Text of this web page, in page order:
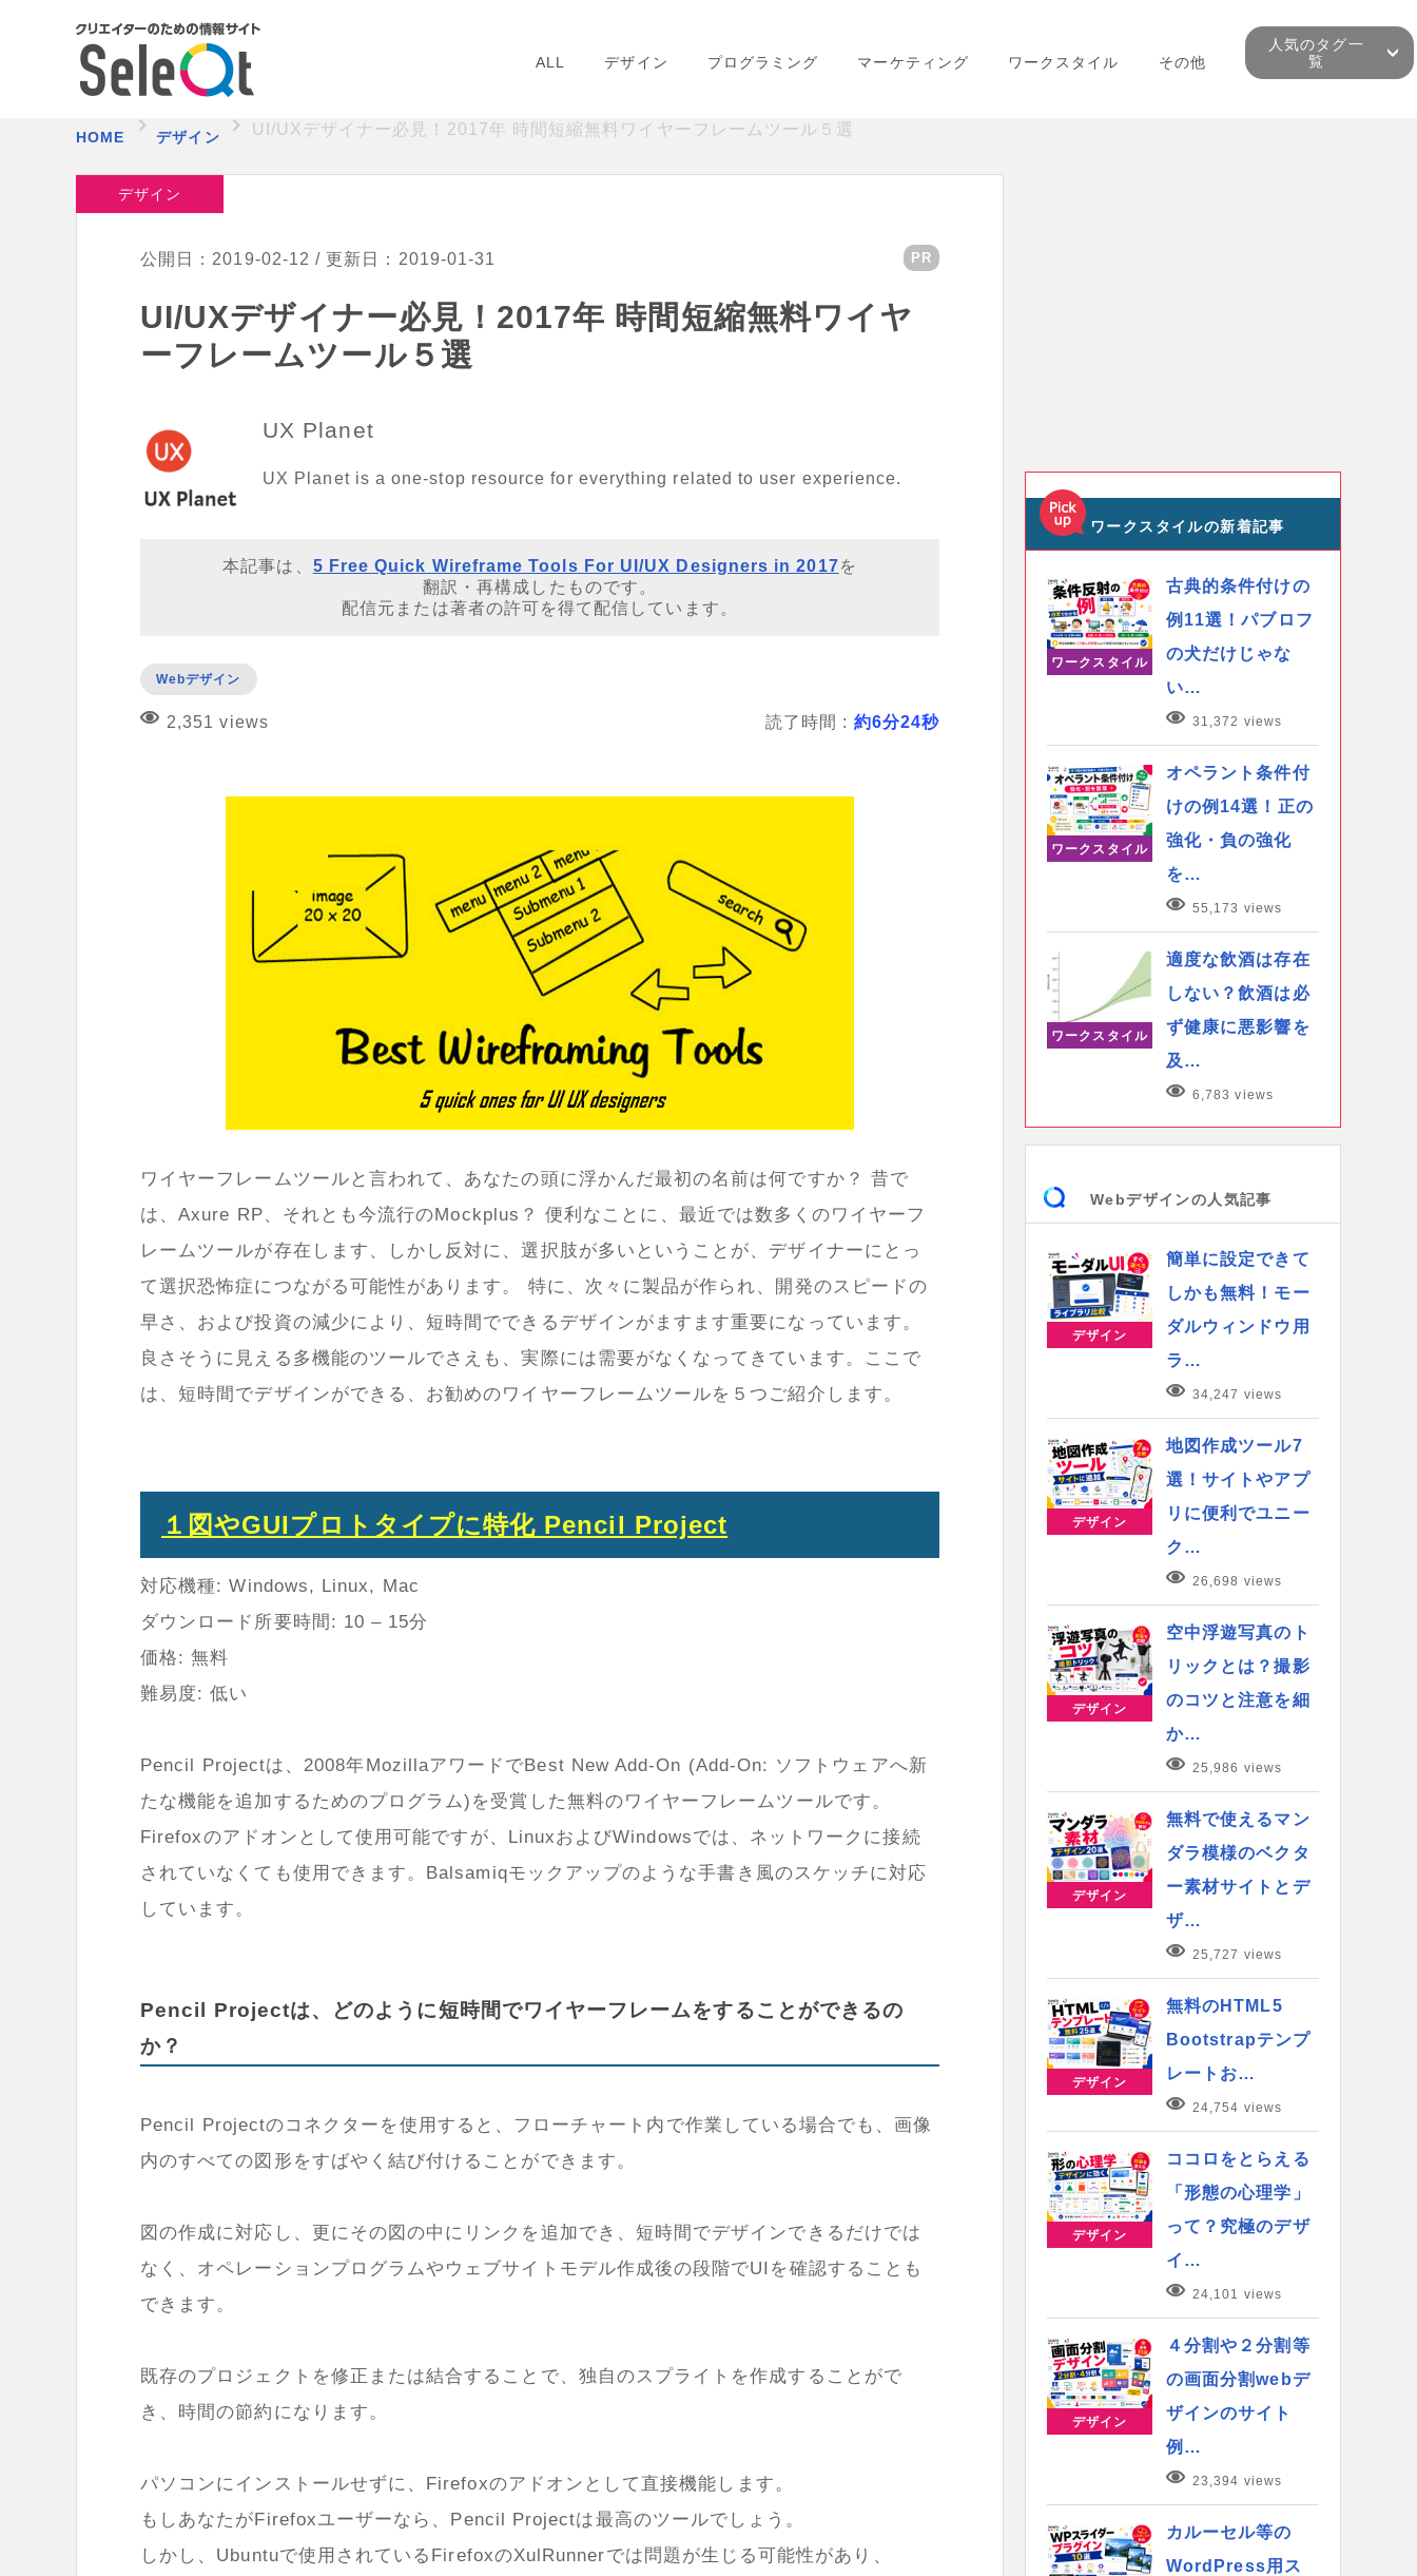
ALL デザイン プログラミング マーケティング ワークスタイル その他
人気のタグ一
覧
HOME デザイン UI/UXデザイナー必見！2017年 時間短縮無料ワイヤーフレームツール５選
デザイン
公開日：2019-02-12 / 更新日：2019-01-31 PR
UI/UXデザイナー必見！2017年 時間短縮無料ワイヤ
ーフレームツール５選
UX Planet
UX Planet is a one-stop resource for everything related to user experience.
本記事は、 5 Free Quick Wireframe Tools For UI/UX Designers in 2017を
翻訳・再構成したものです。
配信元または著者の許可を得て配信しています。
Webデザイン
2,351 views 読了時間 : 約6分24秒
ワイヤーフレームツールと言われて、あなたの頭に浮かんだ最初の名前は何ですか？ 昔で
は、Axure RP、それとも今流行のMockplus？ 便利なことに、最近では数多くのワイヤーフ
レームツールが存在します、しかし反対に、選択肢が多いということが、デザイナーにとっ
て選択恐怖症につながる可能性があります。 特に、次々に製品が作られ、開発のスピードの
早さ、および投資の減少により、短時間でできるデザインがますます重要になっています。
良さそうに見える多機能のツールでさえも、実際には需要がなくなってきています。ここで
は、短時間でデザインができる、お勧めのワイヤーフレームツールを５つご紹介します。
１図やGUIプロトタイプに特化 Pencil Project
対応機種: Windows, Linux, Mac
ダウンロード所要時間: 10 – 15分
価格: 無料
難易度: 低い
Pencil Projectは、2008年MozillaアワードでBest New Add-On (Add-On: ソフトウェアへ新
たな機能を追加するためのプログラム)を受賞した無料のワイヤーフレームツールです。
Firefoxのアドオンとして使用可能ですが、LinuxおよびWindowsでは、ネットワークに接続
されていなくても使用できます。Balsamiqモックアップのような手書き風のスケッチに対応
しています。
Pencil Projectは、どのように短時間でワイヤーフレームをすることができるの
か？
Pencil Projectのコネクターを使用すると、フローチャート内で作業している場合でも、画像
内のすべての図形をすばやく結び付けることができます。
図の作成に対応し、更にその図の中にリンクを追加でき、短時間でデザインできるだけでは
なく、オペレーションプログラムやウェブサイトモデル作成後の段階でUIを確認することも
できます。
既存のプロジェクトを修正または結合することで、独自のスプライトを作成することがで
き、時間の節約になります。
パソコンにインストールせずに、Firefoxのアドオンとして直接機能します。
もしあなたがFirefoxユーザーなら、Pencil Projectは最高のツールでしょう。
しかし、Ubuntuで使用されているFirefoxのXulRunnerでは問題が生じる可能性があり、
ワークスタイルの新着記事
ワークスタイル
古典的条件付けの
例11選！パブロフ
の犬だけじゃな
い…
31,372 views
ワークスタイル
オペラント条件付
けの例14選！正の
強化・負の強化
を…
55,173 views
ワークスタイル
適度な飲酒は存在
しない？飲酒は必
ず健康に悪影響を
及…
6,783 views
Webデザインの人気記事
デザイン
簡単に設定できて
しかも無料！モー
ダルウィンドウ用
ラ…
34,247 views
デザイン
地図作成ツール7
選！サイトやアプ
リに便利でユニー
ク…
26,698 views
デザイン
空中浮遊写真のト
リックとは？撮影
のコツと注意を細
か…
25,986 views
デザイン
無料で使えるマン
ダラ模様のベクタ
ー素材サイトとデ
ザ…
25,727 views
デザイン
無料のHTML5
Bootstrapテンプ
レートお…
24,754 views
デザイン
ココロをとらえる
「形態の心理学」
って？究極のデザ
イ…
24,101 views
デザイン
４分割や２分割等
の画面分割webデ
ザインのサイト
例…
23,394 views
カルーセル等の
WordPress用ス